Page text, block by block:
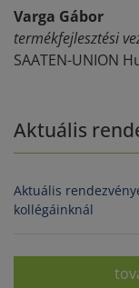
Aktuális
Aktuális
kollégáinknál
Varga Gábor
termékfejlesztési
SAATEN-UNION